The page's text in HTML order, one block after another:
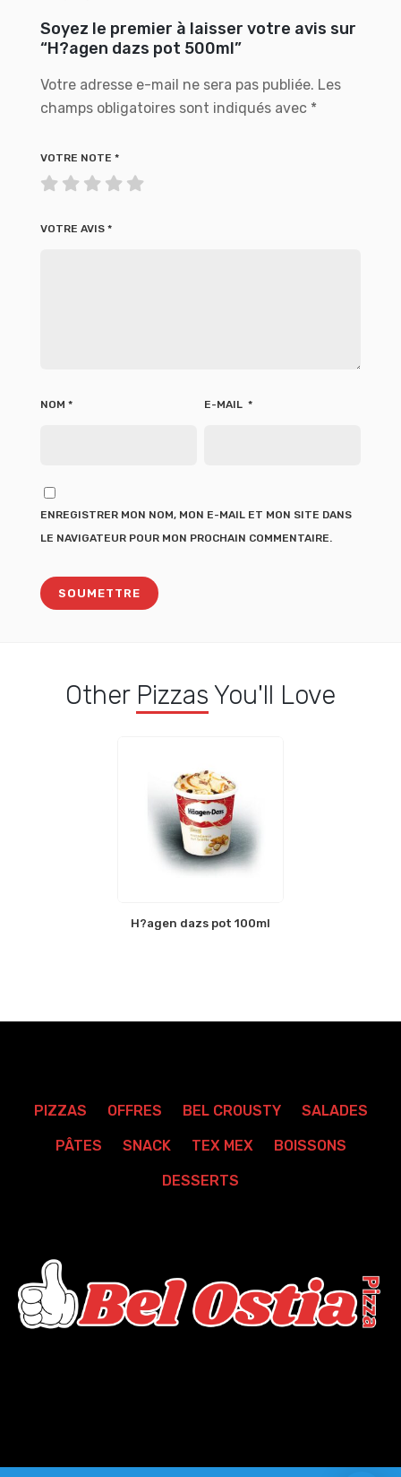
Soyez le premier à laisser votre avis sur
“H?agen dazs pot 500ml”
Votre adresse e-mail ne sera pas publiée. Les
champs obligatoires sont indiqués avec *
VOTRE NOTE *
VOTRE AVIS *
NOM * E-MAIL *
ENREGISTRER MON NOM, MON E-MAIL ET MON SITE DANS
LE NAVIGATEUR POUR MON PROCHAIN COMMENTAIRE.
Other Pizzas You'll Love
H?agen dazs pot 100ml
PIZZAS OFFRES BEL CROUSTY SALADES
PÂTES SNACK TEX MEX BOISSONS
DESSERTS